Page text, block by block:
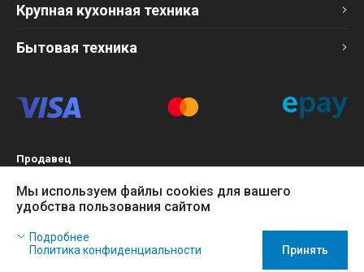
Крупная кухонная техника
Бытовая техника
Продавец
БИН 120140015907
Более подробно см. раздел Оферта
Мы используем файлы cookies для вашего
удобства пользования сайтом
Наш сайт использует файлы cookies, чтобы Вы могли
заказать товар в интернет-магазине и позволяет нам
Подробнее
Политика конфиденциальности
Принять